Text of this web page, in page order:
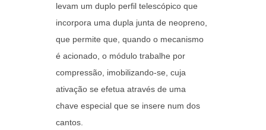
levam um duplo perfil telescópico que
incorpora uma dupla junta de neopreno,
que permite que, quando o mecanismo
é acionado, o módulo trabalhe por
compressão, imobilizando-se, cuja
ativação se efetua através de uma
chave especial que se insere num dos
cantos.